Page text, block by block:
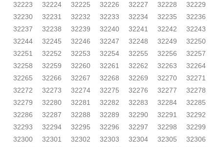
32223
32224 32225 32226 32227 32228
32229
32230
32231 32232 32233 32234 32235
32236
32237
32238 32239 32240 32241 32242
32243
32244
32245 32246 32247 32248 32249
32250
32251
32252 32253 32254 32255 32256
32257
32258
32259 32260 32261 32262 32263
32264
32265
32266 32267 32268 32269 32270
32271
32272
32273 32274 32275 32276 32277
32278
32279
32280 32281 32282 32283 32284
32285
32286
32287 32288 32289 32290 32291
32292
32293
32294 32295 32296 32297 32298
32299
32300
32301 32302 32303 32304 32305
32306